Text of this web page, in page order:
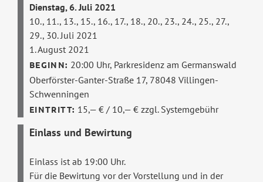
Dienstag, 6. Juli 2021
10., 11., 13., 15., 16., 17., 18., 20., 23., 24., 25., 27.,
29., 30. Juli 2021
1. August 2021
20:00 Uhr, Parkresidenz am Germanswald
Oberförster-Ganter-Straße 17, 78048 Villingen-
Schwenningen
15,— € / 10,— € zzgl. Systemgebühr
Einlass und Bewirtung
Einlass ist ab 19:00 Uhr.
Für die Bewirtung vor der Vorstellung und in der